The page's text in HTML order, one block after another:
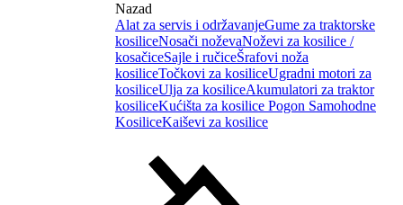
Nazad
Alat za servis i održavanjeGume za traktorske
kosiliceNosači noževaNoževi za kosilice /
kosačiceSajle i ručiceŠrafovi noža
kosiliceTočkovi za kosiliceUgradni motori za
kosiliceUlja za kosiliceAkumulatori za traktor
kosiliceKućišta za kosilice Pogon Samohodne
KosiliceKaiševi za kosilice